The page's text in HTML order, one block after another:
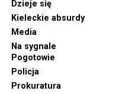
Dzieje się
Kieleckie absurdy
Media
Na sygnale
Pogotowie
Policja
Prokuratura